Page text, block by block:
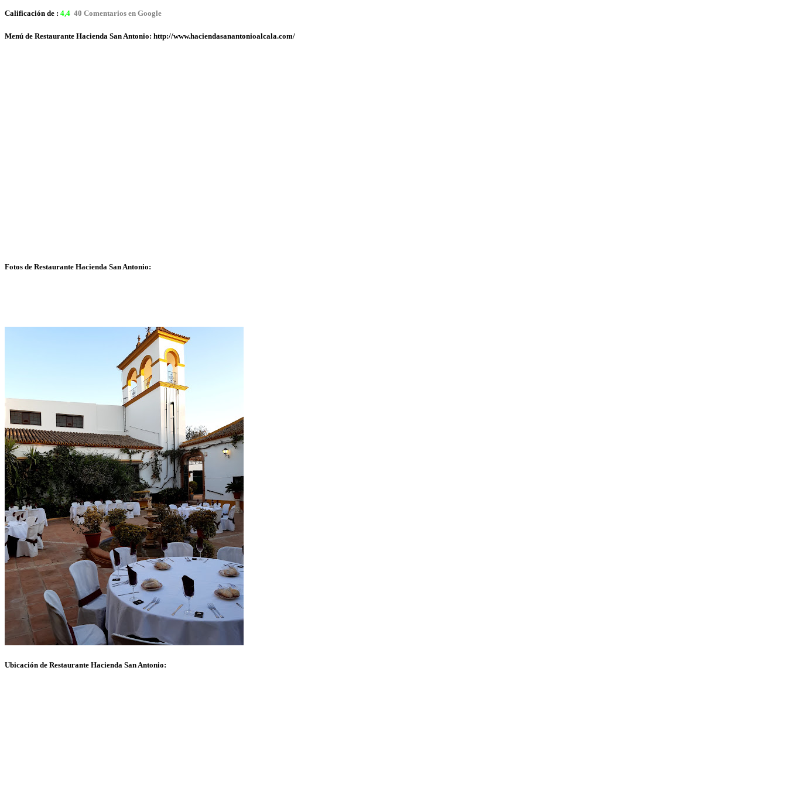
Calificación de : 4,4 40 Comentarios en Google
Menú de Restaurante Hacienda San Antonio: http://www.haciendasanantonioalcala.com/
Fotos de Restaurante Hacienda San Antonio:
Ubicación de Restaurante Hacienda San Antonio: